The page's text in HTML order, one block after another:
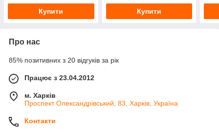
Купити Купити
Про нас
85% позитивних з 20 відгуків за рік
Працює з 23.04.2012
м. Харків
Проспект Олександрівський, 83, Харків, Україна
Контакти